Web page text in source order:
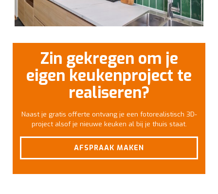
Zin gekregen om je
eigen keukenproject te
realiseren?
Naast je gratis offerte ontvang je een fotorealistisch 3D-
project alsof je nieuwe keuken al bij je thuis staat.
AFSPRAAK MAKEN